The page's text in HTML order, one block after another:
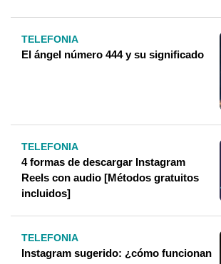
TELEFONIA
El ángel número 444 y su significado
TELEFONIA
4 formas de descargar Instagram
Reels con audio [Métodos gratuitos
incluidos]
TELEFONIA
Instagram sugerido: ¿cómo funcionan